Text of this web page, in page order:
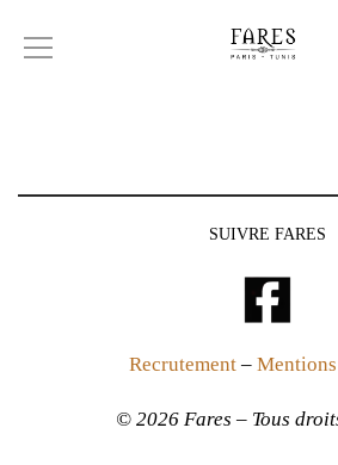
Portefeuilles
SUIVRE FARES
Recrutement–
© 2026 Fares – Tous